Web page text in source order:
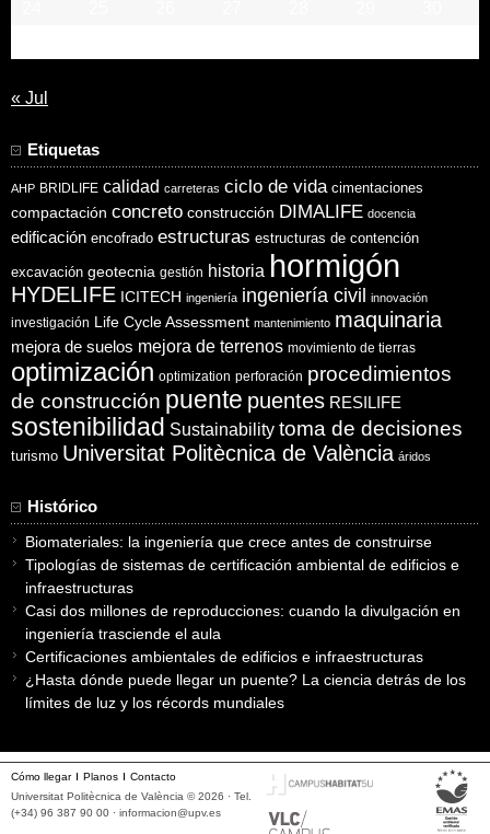
« Jul
Etiquetas
AHP BRIDLIFE calidad carreteras ciclo de vida cimentaciones
compactación concreto construcción DIMALIFE docencia
edificación encofrado estructuras estructuras de contención
excavación geotecnia gestión historia hormigón
HYDELIFE ICITECH ingeniería ingeniería civil innovación
investigación Life Cycle Assessment mantenimiento maquinaria
mejora de suelos mejora de terrenos movimiento de tierras
optimización optimization perforación procedimientos
de construcción puente puentes RESILIFE
sostenibilidad Sustainability toma de decisiones
turismo Universitat Politècnica de València áridos
Histórico
Biomateriales: la ingeniería que crece antes de construirse
Tipologías de sistemas de certificación ambiental de edificios e
infraestructuras
Casi dos millones de reproducciones: cuando la divulgación en
ingeniería trasciende el aula
Certificaciones ambientales de edificios e infraestructuras
¿Hasta dónde puede llegar un puente? La ciencia detrás de los
límites de luz y los récords mundiales
Cómo llegar Planos
Contacto
Universitat Politècnica de València © 2026 · Tel.
(+34) 96 387 90 00 · informacion@upv.es